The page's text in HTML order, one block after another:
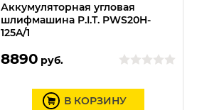
Аккумуляторная угловая
шлифмашина P.I.T. PWS20H-
125A/1
8890 руб.
В КОРЗИНУ